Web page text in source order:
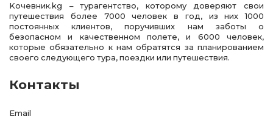
Kочевник.kg – турагентство, которому доверяют свои
путешествия более 7000 человек в год, из них 1000
постоянных клиентов, поручивших нам заботы о
безопасном и качественном полете, и 6000 человек,
которые обязательно к нам обратятся за планированием
своего следующего тура, поездки или путешествия.
Контакты
Email